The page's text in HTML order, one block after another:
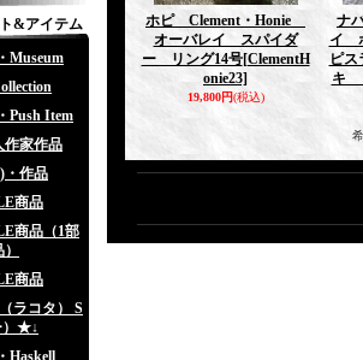
&アイテム
Museum
Push Item
作家作品
・作品
商品
商品（1部
商品
ラコタ） S
）★↓
Haskell
ホピ Clement・Honie
オーバレイ スパイダ
ー リング14号[ClementH
onie23]
19,800円(税込)
ナ
イ
ピ
キ